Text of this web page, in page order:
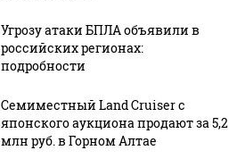
Угрозу атаки БПЛА объявили в
российских регионах:
подробности
Семиместный Land Cruiser с
японского аукциона продают за 5,2
млн руб. в Горном Алтае